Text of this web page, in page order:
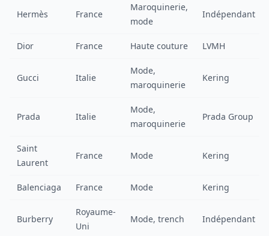
Hermès France
Maroquinerie,
mode
Indépendant
Dior France Haute couture LVMH
Gucci Italie
Mode,
maroquinerie
Kering
Prada Italie
Mode,
maroquinerie
Prada Group
Saint
Laurent
France Mode Kering
Balenciaga France Mode Kering
Burberry
Royaume-
Uni
Mode, trench Indépendant